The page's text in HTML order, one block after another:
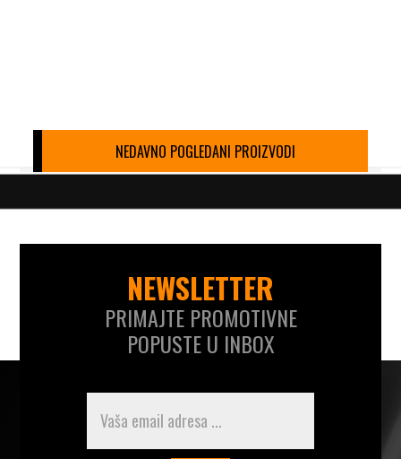
NEDAVNO POGLEDANI PROIZVODI
NEWSLETTER
PRIMAJTE PROMOTIVNE
POPUSTE U INBOX